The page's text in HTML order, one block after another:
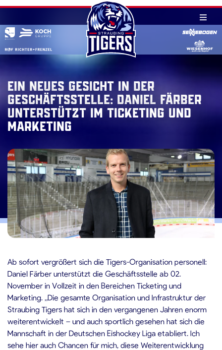
Skip
content
Ein neues Gesicht in der
Geschäftsstelle: Daniel Färber
unterstützt im Ticketing und
Marketing
Ab sofort vergrößert sich die Tigers-Organisation personell:
Daniel Färber unterstützt die Geschäftsstelle ab 02.
November in Vollzeit in den Bereichen Ticketing und
Marketing. „Die gesamte Organisation und Infrastruktur der
Straubing Tigers hat sich in den vergangenen Jahren enorm
weiterentwickelt – und auch sportlich gesehen hat sich die
Mannschaft in der Deutschen Eishockey Liga etabliert. Ich
sehe hier auch Chancen für mich, diese Weiterentwicklung